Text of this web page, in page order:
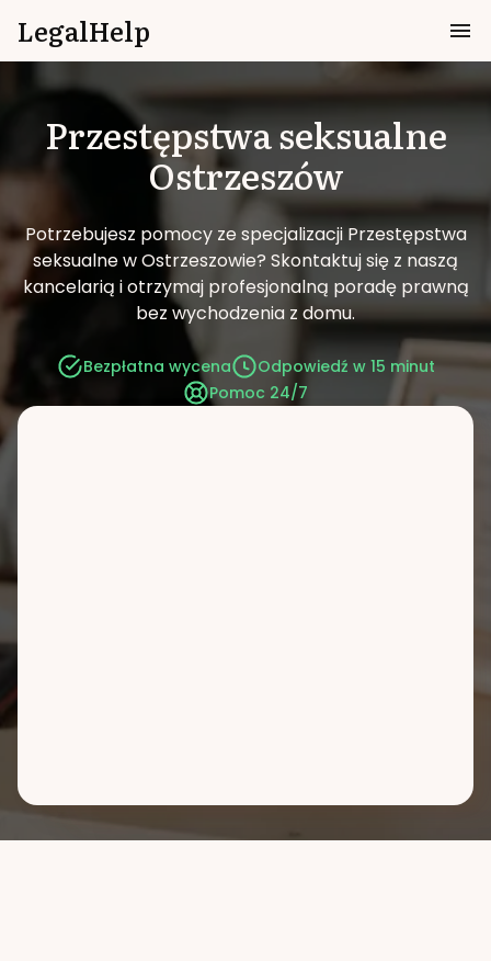
LegalHelp
Przestępstwa seksualne
Ostrzeszów
Potrzebujesz pomocy ze specjalizacji Przestępstwa
seksualne w Ostrzeszowie? Skontaktuj się z naszą
kancelarią i otrzymaj profesjonalną poradę prawną
bez wychodzenia z domu.
Bezpłatna wycena
Odpowiedź w 15 minut
Pomoc 24/7